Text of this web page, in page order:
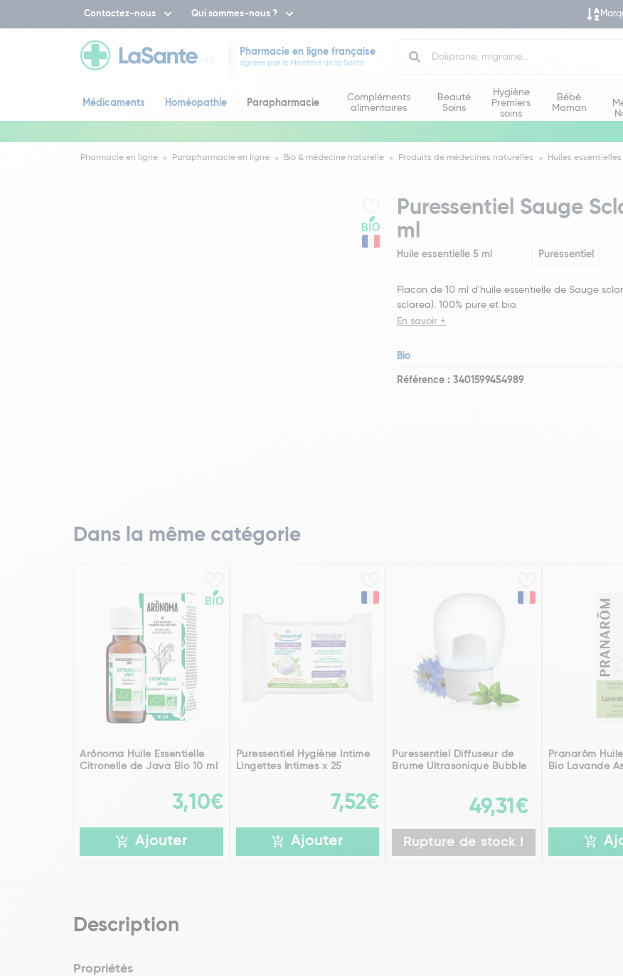
Contactez-nous Qui sommes-nous ?
Pharmacie en ligne française
agréée par le Ministère de la Santé
Médicaments Homéopathie Parapharmacie
Compléments
alimentaires
Beauté
Soins
Hygiène
Premiers
soins
Bébé
Maman
Pharmacie en ligne Parapharmacie en ligne Bio & médecine naturelle Produits de médecines naturelles Huiles essentielles
Puressentiel Sauge
ml
Huile essentielle 5 ml Puressentiel
Flacon de 10 ml d'huile essentielle de Sauge
sclarea). 100% pure et bio.
En savoir +
Bio
Référence : 3401599454989
Dans la même catégorie
Arônoma Huile Essentielle
Citronelle de Java Bio 10 ml
3,10€
Ajouter
Puressentiel Hygiène Intime
Lingettes Intimes x 25
7,52€
Ajouter
Puressentiel Diffuseur de
Brume Ultrasonique Bubble
49,31€
Rupture de stock !
Pranarôm
Bio Lavande
Description
Propriétés